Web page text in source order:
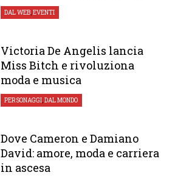
DAL WEB,EVENTI
Victoria De Angelis lancia
Miss Bitch e rivoluziona
moda e musica
PERSONAGGI,DAL MONDO
Dove Cameron e Damiano
David: amore, moda e carriera
in ascesa